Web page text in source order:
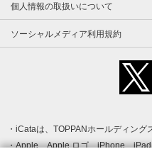
個人情報の取扱いについて
ソーシャルメディア利用規約
iCataは、TOPPANホールディング
Apple、Apple ロゴ、iPhone、
登録された Apple Inc. の商標です